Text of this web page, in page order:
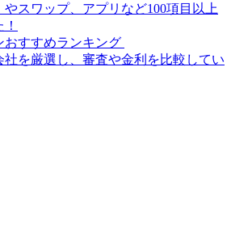
スワップ、アプリなど100項目以上
おすすめランキング
社を厳選し、審査や金利を比較してい